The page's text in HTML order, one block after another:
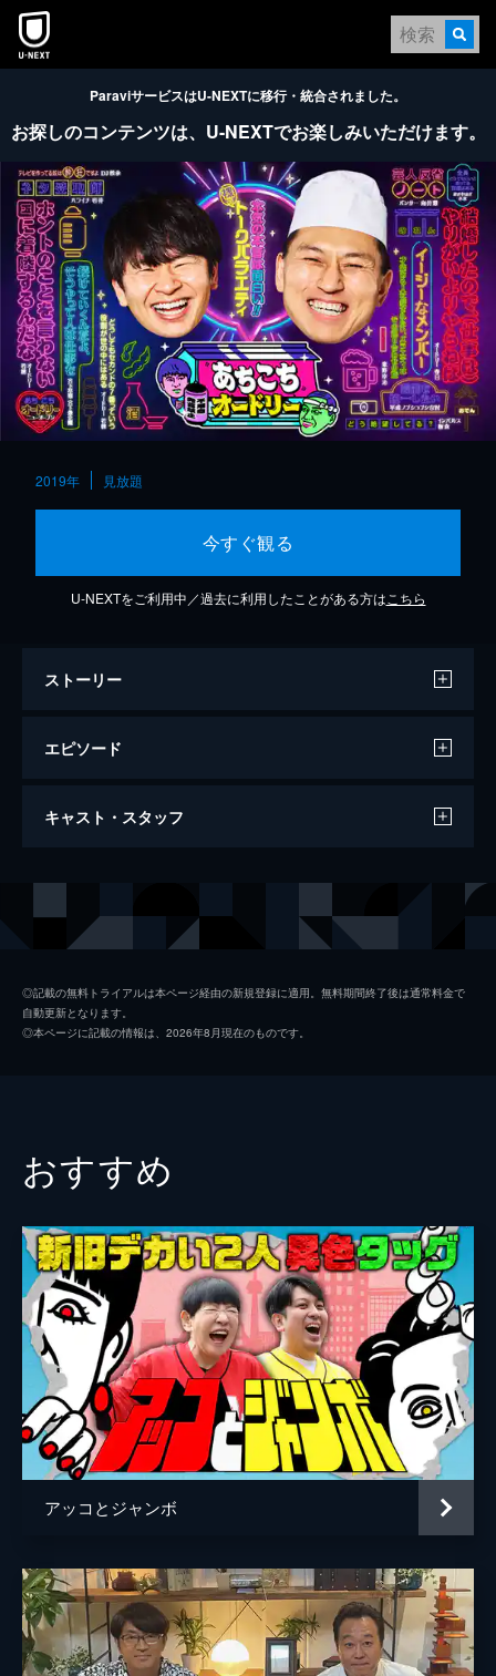
本文へスキップ
ParaviサービスはU-NEXTに移行・統合されました。
お探しのコンテンツは、 U-NEXTでお楽しみいただけます。
2019年 見放題
今すぐ観る
U-NEXTをご利用中／過去に利用したことがある方は こちら
ストーリー
エピソード
#1 銀シャリ＆囲碁将棋＆ジェラードンが
大人気企画！芸人反省ノートSP！銀シャリ
ラードン西本「1日に5回はウンコする」囲碁
#2 渡辺直美が5年ぶりのご来店！ニューヨ
ークで感じた日米コメディアンの違いと
た“反省ノート”も発表！
41分
余曲折だらけの2人の本音が溢れ出す！
10年ぶりのコンビ復活は「面倒臭かった」!?
紆余曲折だらけの2人の本音が溢れ出す！友
達ではなく「組まされた」コンビ結成(秘)
話！若林だけが知る意外な山崎の一面
41分
#4 直木賞作家の西加奈子＆朝井リョウが
ご来店！小説家の知られざる実態が明らか
に!?
直木賞作家の2人は、若林の15年来の友人！
かの本音と知られざる実態が明らかに！直木
#5 三四郎＆レインボー＆東京ホテイソン
がご来店！今夜は6人が間違いに気づいた
ことを発表！
「私間違ってました発表会」KOC決勝進出直
キャスト・スタッフ
◎記載の無料トライアルは本ページ経由の新規登録に適用。無料期間終了後は通常料金で
自動更新となります。
◎本ページに記載の情報は、2026年8月現在のものです。
おすすめ
アッコとジャンボ